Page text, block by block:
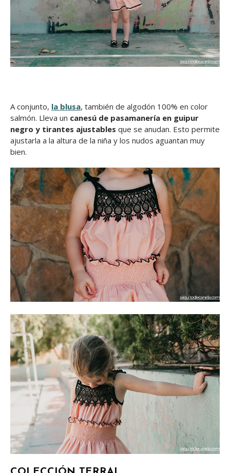
A conjunto, la blusa, también de algodón 100% en color
salmón. Lleva un canesú de pasamanería en guipur
negro y tirantes ajustables que se anudan. Esto permite
ajustarla a la altura de la niña y los nudos aguantan muy
bien.